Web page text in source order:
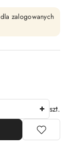
zalogowanych
szt.